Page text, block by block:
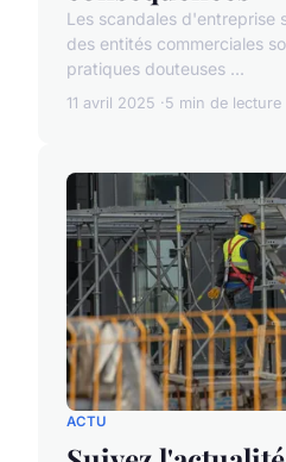
Les scandales d'entreprise
des entités commerciales
pratiques douteuses ...
11 avril 2025 5 min de lecture
ACTU